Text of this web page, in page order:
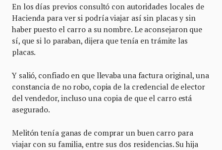
En los días previos consultó con autoridades locales de
Hacienda para ver si podría viajar así sin placas y sin
haber puesto el carro a su nombre. Le aconsejaron que
sí, que si lo paraban, dijera que tenía en trámite las
placas.
Y salió, confiado en que llevaba una factura original, una
constancia de no robo, copia de la credencial de elector
del vendedor, incluso una copia de que el carro está
asegurado.
Melitón tenía ganas de comprar un buen carro para
viajar con su familia, entre sus dos residencias. Su hija